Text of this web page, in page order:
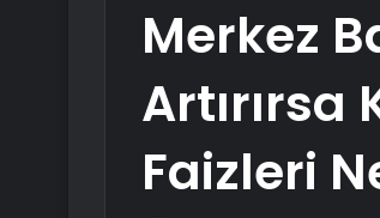
Merkez
Artırırsa
Faizleri